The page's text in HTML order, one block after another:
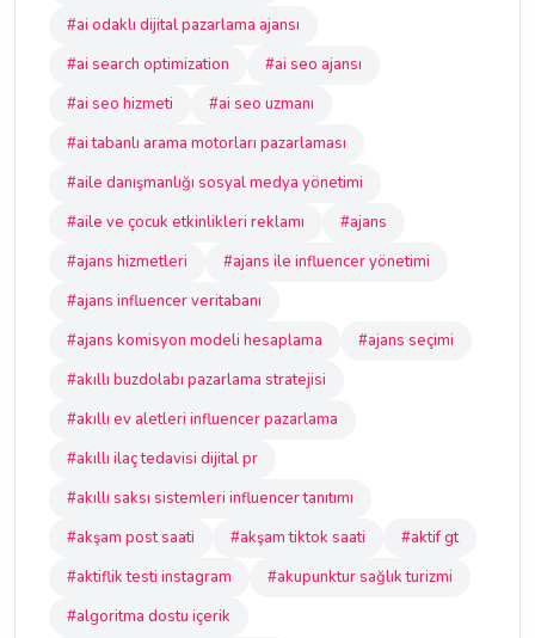
#ai odaklı dijital pazarlama ajansı
#ai search optimization
#ai seo ajansı
#ai seo hizmeti
#ai seo uzmanı
#ai tabanlı arama motorları pazarlaması
#aile danışmanlığı sosyal medya yönetimi
#aile ve çocuk etkinlikleri reklamı
#ajans
#ajans hizmetleri
#ajans ile influencer yönetimi
#ajans influencer veritabanı
#ajans komisyon modeli hesaplama
#ajans seçimi
#akıllı buzdolabı pazarlama stratejisi
#akıllı ev aletleri influencer pazarlama
#akıllı ilaç tedavisi dijital pr
#akıllı saksı sistemleri influencer tanıtımı
#akşam post saati
#akşam tiktok saati
#aktif gt
#aktiflik testi instagram
#akupunktur sağlık turizmi
#algoritma dostu içerik